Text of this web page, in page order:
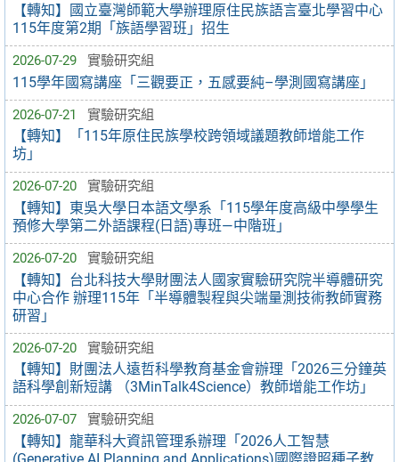
【轉知】國立臺灣師範大學辦理原住民族語言臺北學習中心
115年度第2期「族語學習班」招生
2026-07-29 實驗研究組
115學年國寫講座「三觀要正，五感要純–學測國寫講座」
2026-07-21 實驗研究組
【轉知】「115年原住民族學校跨領域議題教師增能工作
坊」
2026-07-20 實驗研究組
【轉知】東吳大學日本語文學系「115學年度高級中學學生
預修大學第二外語課程(日語)專班—中階班」
2026-07-20 實驗研究組
【轉知】台北科技大學財團法人國家實驗研究院半導體研究
中心合作 辦理115年「半導體製程與尖端量測技術教師實務
研習」
2026-07-20 實驗研究組
【轉知】財團法人遠哲科學教育基金會辦理「2026三分鐘英
語科學創新短講 （3MinTalk4Science）教師增能工作坊」
2026-07-07 實驗研究組
【轉知】龍華科大資訊管理系辦理「2026人工智慧